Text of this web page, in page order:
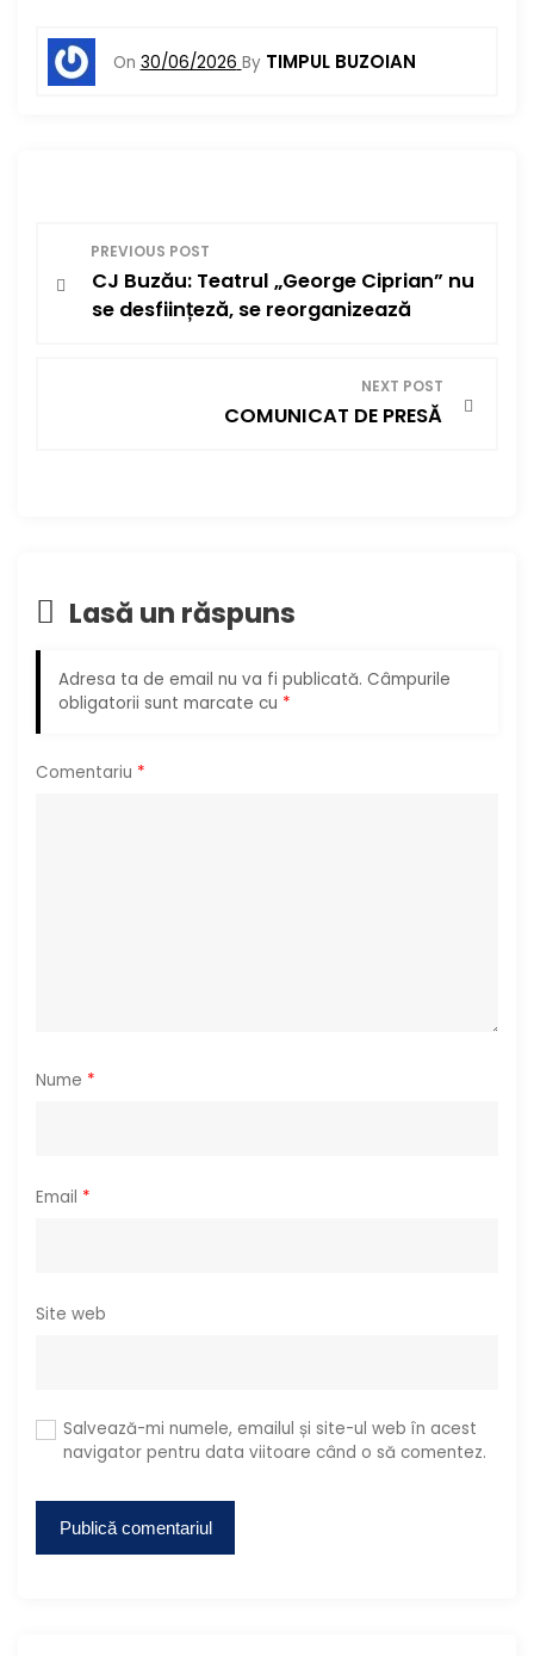
On 30/06/2026 By TIMPUL BUZOIAN
a
e
î
a
l
PREVIOUS POST
CJ Buzău: Teatrul „George Ciprian” nu
se desființeză, se reorganizează
NEXT POST
COMUNICAT DE PRESĂ
Lasă un răspuns
Adresa ta de email nu va fi publicată. Câmpurile
obligatorii sunt marcate cu *
Comentariu *
Nume *
Email *
Site web
Salvează-mi numele, emailul și site-ul web în acest
navigator pentru data viitoare când o să comentez.